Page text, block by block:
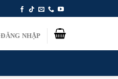
ĐĂNG NHẬP